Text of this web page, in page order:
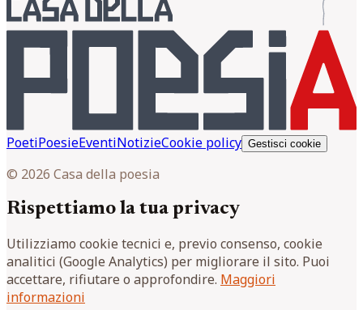
PoetiPoesieEventiNotizieCookie policy Gestisci cookie
© 2026 Casa della poesia
Rispettiamo la tua privacy
Utilizziamo cookie tecnici e, previo consenso, cookie
analitici (Google Analytics) per migliorare il sito. Puoi
accettare, rifiutare o approfondire. Maggiori
informazioni